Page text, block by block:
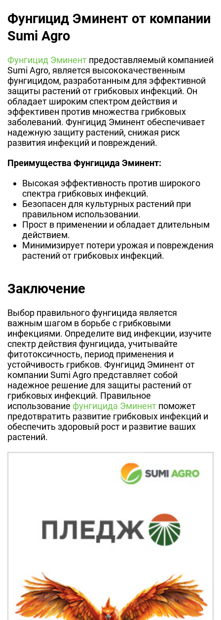
Фунгицид Эминент от компании
Sumi Agro
Фунгицид Эминент предоставляемый компанией
Sumi Agro, является высококачественным
фунгицидом, разработанным для эффективной
защиты растений от грибковых инфекций. Он
обладает широким спектром действия и
эффективен против множества грибковых
заболеваний. Фунгицид Эминент обеспечивает
надежную защиту растений, снижая риск
развития инфекций и повреждений.
Преимущества Фунгицида Эминент:
Высокая эффективность против широкого
спектра грибковых инфекций.
Безопасен для культурных растений при
правильном использовании.
Прост в применении и обладает длительным
действием.
Минимизирует потери урожая и повреждения
растений от грибковых инфекций.
Заключение
Выбор правильного фунгицида является
важным шагом в борьбе с грибковыми
инфекциями. Определите вид инфекции, изучите
спектр действия фунгицида, учитывайте
фитотоксичность, период применения и
устойчивость грибков. Фунгицид Эминент от
компании Sumi Agro представляет собой
надежное решение для защиты растений от
грибковых инфекций. Правильное
использование фунгицида Эминент поможет
предотвратить развитие грибковых инфекций и
обеспечить здоровый рост и развитие ваших
растений.